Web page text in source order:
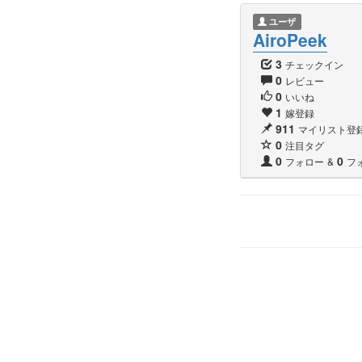
ユーザ
AiroPeek
3 チェックイン
0 レビュー
0 いいね
1 嫁登録
911 マイリスト登
0 注目タグ
0 フォロー & 0 フ